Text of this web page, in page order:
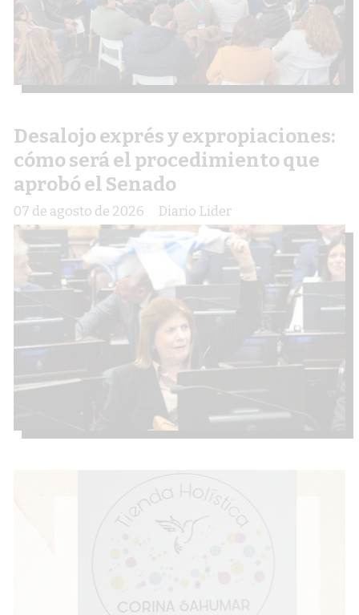
Desalojo exprés y expropiaciones:
cómo será el procedimiento que
aprobó el Senado
Diario Lider
07 de agosto de 2026